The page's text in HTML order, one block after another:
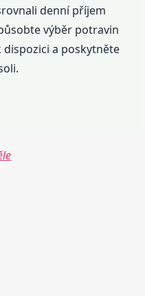
denní příjem
výběr potravin
a poskytněte